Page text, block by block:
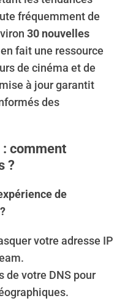
fréquemment de
30 nouvelles
fait une ressource
de cinéma et de
à jour garantit
des
: comment
?
de
votre adresse IP
de votre DNS pour